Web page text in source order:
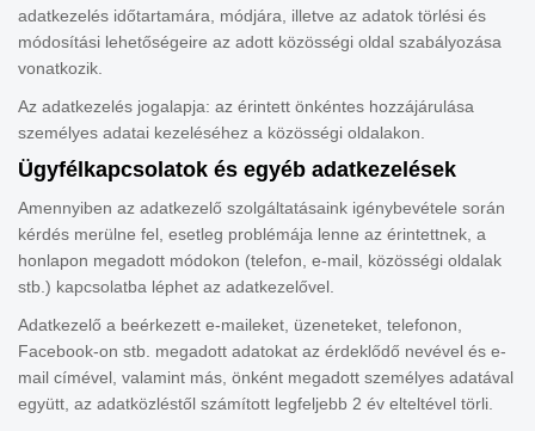
adatkezelés időtartamára, módjára, illetve az adatok törlési és
módosítási lehetőségeire az adott közösségi oldal szabályozása
vonatkozik.
Az adatkezelés jogalapja: az érintett önkéntes hozzájárulása
személyes adatai kezeléséhez a közösségi oldalakon.
Ügyfélkapcsolatok és egyéb adatkezelések
Amennyiben az adatkezelő szolgáltatásaink igénybevétele során
kérdés merülne fel, esetleg problémája lenne az érintettnek, a
honlapon megadott módokon (telefon, e-mail, közösségi oldalak
stb.) kapcsolatba léphet az adatkezelővel.
Adatkezelő a beérkezett e-maileket, üzeneteket, telefonon,
Facebook-on stb. megadott adatokat az érdeklődő nevével és e-
mail címével, valamint más, önként megadott személyes adatával
együtt, az adatközléstől számított legfeljebb 2 év elteltével törli.